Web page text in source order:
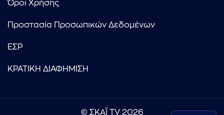
Όροι Χρήσης
Προστασία Προσωπικών Δεδομένων
ΕΣΡ
ΚΡΑΤΙΚΗ ΔΙΑΦΗΜΙΣΗ
© ΣΚΑΪ TV 2026